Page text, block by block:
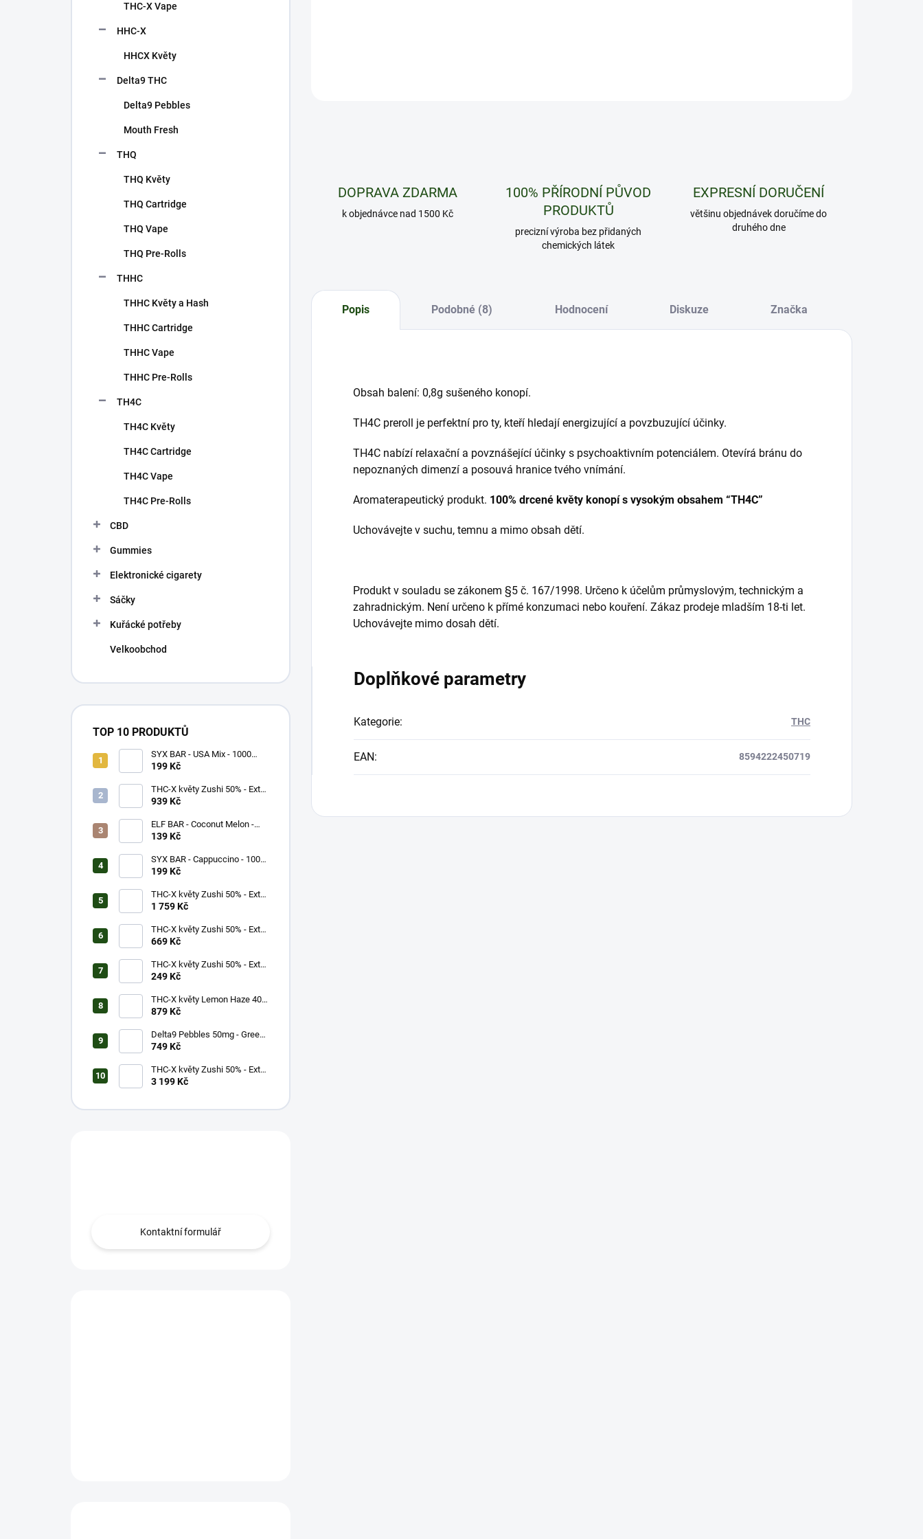
THC-X Vape
HHC-X
HHCX Květy
Delta9 THC
Delta9 Pebbles
Mouth Fresh
THQ
THQ Květy
THQ Cartridge
THQ Vape
THQ Pre-Rolls
THHC
THHC Květy a Hash
THHC Cartridge
THHC Vape
THHC Pre-Rolls
TH4C
TH4C Květy
TH4C Cartridge
TH4C Vape
TH4C Pre-Rolls
CBD
Gummies
Elektronické cigarety
Sáčky
Kuřácké potřeby
Velkoobchod
TOP 10 PRODUKTŮ
SYX BAR - USA Mix - 1000
potáhnutí - 16,5mg
199 Kč
THC-X květy Zushi 50% - Extra
Strong (5g)
939 Kč
ELF BAR - Coconut Melon -
600 potáhnutí - 20mg
139 Kč
SYX BAR - Cappuccino - 1000
potáhnutí - 16,5mg
199 Kč
THC-X květy Zushi 50% - Extra
Strong (10g)
1 759 Kč
THC-X květy Zushi 50% - Extra
Strong (3g)
669 Kč
THC-X květy Zushi 50% - Extra
Strong (1g)
249 Kč
THC-X květy Lemon Haze 40%
(5g)
879 Kč
Delta9 Pebbles 50mg - Green
Apple (1 balení)
749 Kč
THC-X květy Zushi 50% - Extra
Strong (20g)
3 199 Kč
Kontaktní formulář
DOPRAVA ZDARMA
k objednávce nad 1500 Kč
100% PŘÍRODNÍ PŮVOD
PRODUKTŮ
precizní výroba bez přidaných
chemických látek
EXPRESNÍ DORUČENÍ
většinu objednávek doručíme do
druhého dne
Popis Podobné (8) Hodnocení Diskuze Značka
Obsah balení: 0,8g sušeného konopí.
TH4C preroll je perfektní pro ty, kteří hledají energizující a povzbuzující účinky.
TH4C nabízí relaxační a povznášející účinky s psychoaktivním potenciálem. Otevírá bránu do
nepoznaných dimenzí a posouvá hranice tvého vnímání.
Aromaterapeutický produkt. 100% drcené květy konopí s vysokým obsahem “TH4C”
Uchovávejte v suchu, temnu a mimo obsah dětí.
Produkt v souladu se zákonem §5 č. 167/1998. Určeno k účelům průmyslovým, technickým a
zahradnickým. Není určeno k přímé konzumaci nebo kouření. Zákaz prodeje mladším 18-ti let.
Uchovávejte mimo dosah dětí.
Doplňkové parametry
Kategorie: THC
EAN: 8594222450719